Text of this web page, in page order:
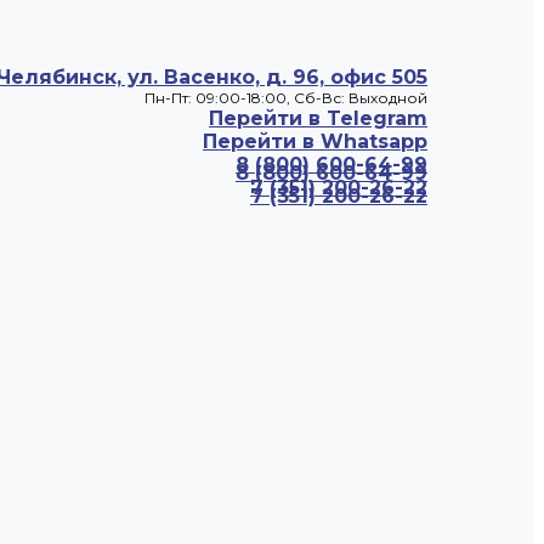
8 (800) 600-64-99
7 (351) 200-26-22
ул. Васенко, д. 96, офис 505
Пн-Пт: 09:00-18:00, Cб-Вс: Выходной
Перейти в Telegram
Перейти в Whatsapp
8 (800) 600-64-99
7 (351) 200-26-22